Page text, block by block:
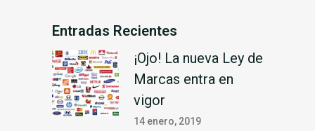
Entradas Recientes
¡Ojo! La nueva Ley de
Marcas entra en
vigor
14 enero, 2019